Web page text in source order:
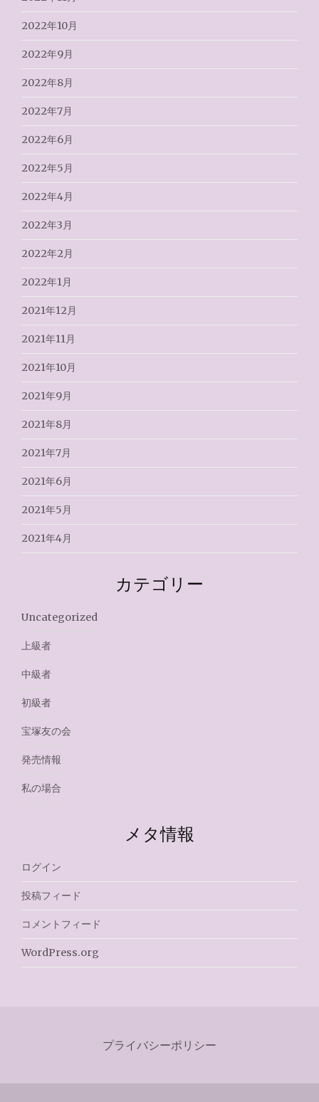
2022年10月
2022年9月
2022年8月
2022年7月
2022年6月
2022年5月
2022年4月
2022年3月
2022年2月
2022年1月
2021年12月
2021年11月
2021年10月
2021年9月
2021年8月
2021年7月
2021年6月
2021年5月
2021年4月
カテゴリー
Uncategorized
上級者
中級者
初級者
宝塚友の会
発売情報
私の場合
メタ情報
ログイン
投稿フィード
コメントフィード
WordPress.org
プライバシーポリシー